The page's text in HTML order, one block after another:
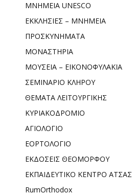
ΜΝΗΜΕΙΑ UNESCO
ΕΚΚΛΗΣΙΕΣ – ΜΝΗΜΕΙΑ
ΠΡΟΣΚΥΝΗΜΑΤΑ
ΜΟΝΑΣΤΗΡΙΑ
ΜΟΥΣΕΙΑ – ΕΙΚΟΝΟΦΥΛΑΚΙΑ
ΣΕΜΙΝΑΡΙΟ ΚΛΗΡΟΥ
ΘΕΜΑΤΑ ΛΕΙΤΟΥΡΓΙΚΗΣ
ΚΥΡΙΑΚΟΔΡΟΜΙΟ
ΑΓΙΟΛΟΓΙΟ
ΕΟΡΤΟΛΟΓΙΟ
ΕΚΔΟΣΕΙΣ ΘΕΟΜΟΡΦΟΥ
ΕΚΠΑΙΔΕΥΤΙΚΟ ΚΕΝΤΡΟ ΑΤΣΑΣ
RumOrthodox